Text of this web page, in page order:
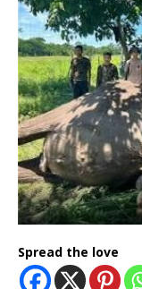
Spread the love